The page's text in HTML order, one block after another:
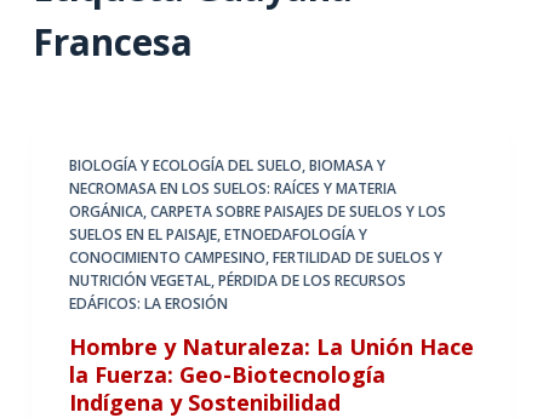
Francesa
BIOLOGÍA Y ECOLOGÍA DEL SUELO,BIOMASA Y
NECROMASA EN LOS SUELOS: RAÍCES Y MATERIA
ORGÁNICA,CARPETA SOBRE PAISAJES DE SUELOS Y LOS
SUELOS EN EL PAISAJE,ETNOEDAFOLOGÍA Y
CONOCIMIENTO CAMPESINO,FERTILIDAD DE SUELOS Y
NUTRICIÓN VEGETAL,PÉRDIDA DE LOS RECURSOS
EDÁFICOS: LA EROSIÓN
Hombre y Naturaleza: La Unión Hace
la Fuerza: Geo-Biotecnología
Indígena y Sostenibilidad